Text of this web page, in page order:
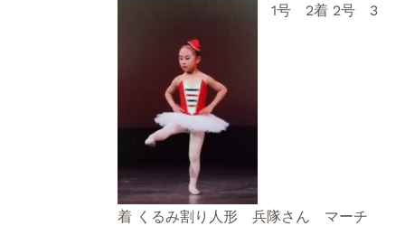
1号 2着 2号 3
着 くるみ割り人形 兵隊さん マーチ